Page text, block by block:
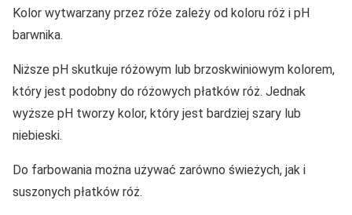
Kolor wytwarzany przez róże zależy od koloru róż i pH
barwnika.
Niższe pH skutkuje różowym lub brzoskwiniowym kolorem,
który jest podobny do różowych płatków róż. Jednak
wyższe pH tworzy kolor, który jest bardziej szary lub
niebieski.
Do farbowania można używać zarówno świeżych, jak i
suszonych płatków róż.